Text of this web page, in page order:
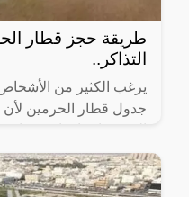
طريقة حجز قطار
التذاكر..
يرغب الكثير من
جدول قطار الحرمين لأن